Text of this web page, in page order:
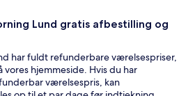
Lund gratis afbestilling og
har fuldt refunderbare værelsespriser,
vores hjemmeside. Hvis du har
værelsespris, kan